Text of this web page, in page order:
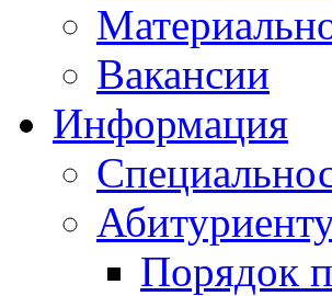
Вакансии
Информация
Порядок